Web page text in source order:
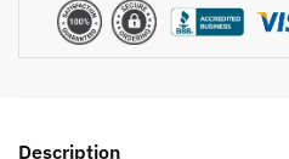
Description